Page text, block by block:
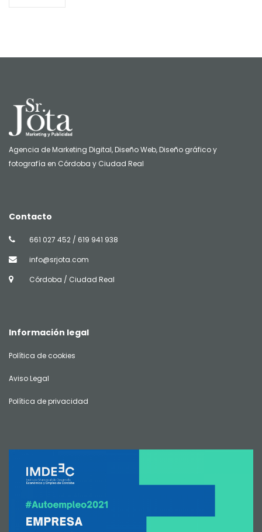
Agencia de Marketing Digital, Diseño Web, Diseño gráfico y
fotografía en Córdoba y Ciudad Real
Contacto
661 027 452 / 619 941 938
info@srjota.com
Córdoba / Ciudad Real
Información legal
Política de cookies
Aviso Legal
Política de privacidad